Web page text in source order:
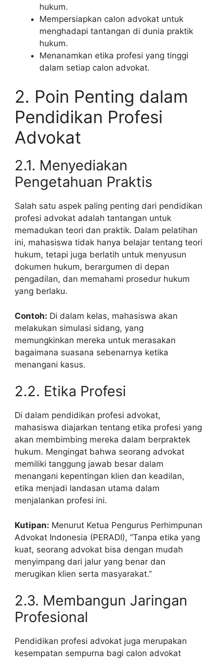
hukum.
Mempersiapkan calon advokat untuk
menghadapi tantangan di dunia praktik
hukum.
Menanamkan etika profesi yang tinggi
dalam setiap calon advokat.
2. Poin Penting dalam
Pendidikan Profesi
Advokat
2.1. Menyediakan
Pengetahuan Praktis
Salah satu aspek paling penting dari pendidikan
profesi advokat adalah tantangan untuk
memadukan teori dan praktik. Dalam pelatihan
ini, mahasiswa tidak hanya belajar tentang teori
hukum, tetapi juga berlatih untuk menyusun
dokumen hukum, berargumen di depan
pengadilan, dan memahami prosedur hukum
yang berlaku.
Contoh: Di dalam kelas, mahasiswa akan
melakukan simulasi sidang, yang
memungkinkan mereka untuk merasakan
bagaimana suasana sebenarnya ketika
menangani kasus.
2.2. Etika Profesi
Di dalam pendidikan profesi advokat,
mahasiswa diajarkan tentang etika profesi yang
akan membimbing mereka dalam berpraktek
hukum. Mengingat bahwa seorang advokat
memiliki tanggung jawab besar dalam
menangani kepentingan klien dan keadilan,
etika menjadi landasan utama dalam
menjalankan profesi ini.
Kutipan: Menurut Ketua Pengurus Perhimpunan
Advokat Indonesia (PERADI), “Tanpa etika yang
kuat, seorang advokat bisa dengan mudah
menyimpang dari jalur yang benar dan
merugikan klien serta masyarakat.”
2.3. Membangun Jaringan
Profesional
Pendidikan profesi advokat juga merupakan
kesempatan sempurna bagi calon advokat